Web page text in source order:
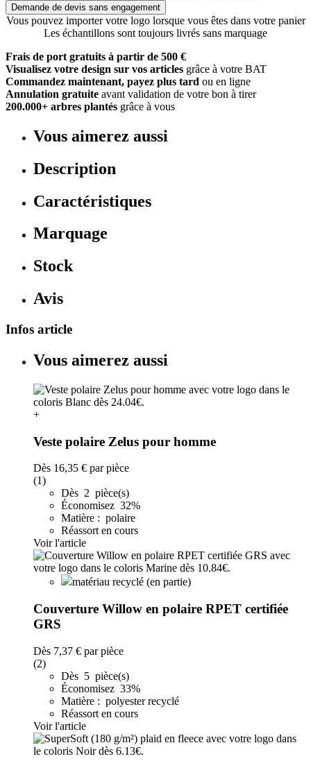
Demande de devis sans engagement
Vous pouvez importer votre logo lorsque vous êtes dans votre panier
Les échantillons sont toujours livrés sans marquage
Frais de port gratuits à partir de 500 €
Visualisez votre design sur vos articles grâce à votre BAT
Commandez maintenant, payez plus tard ou en ligne
Annulation gratuite avant validation de votre bon à tirer
200.000+ arbres plantés grâce à vous
Vous aimerez aussi
Description
Caractéristiques
Marquage
Stock
Avis
Infos article
Vous aimerez aussi
+
Veste polaire Zelus pour homme
Dès 16,35 € par pièce
(1)
Dès 2 pièce(s)
Économisez 32%
Matière : polaire
Réassort en cours
Voir l'article
matériau recyclé (en partie)
Couverture Willow en polaire RPET certifiée
GRS
Dès 7,37 € par pièce
(2)
Dès 5 pièce(s)
Économisez 33%
Matière : polyester recyclé
Réassort en cours
Voir l'article